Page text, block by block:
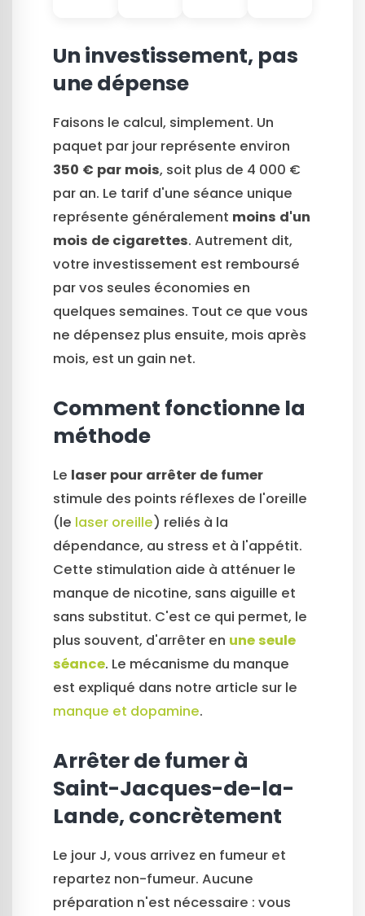
Un investissement, pas
une dépense
Faisons le calcul, simplement. Un
paquet par jour représente environ
350 € par mois, soit plus de 4 000 €
par an. Le tarif d'une séance unique
représente généralement moins d'un
mois de cigarettes. Autrement dit,
votre investissement est remboursé
par vos seules économies en
quelques semaines. Tout ce que vous
ne dépensez plus ensuite, mois après
mois, est un gain net.
Comment fonctionne la
méthode
Le laser pour arrêter de fumer
stimule des points réflexes de l'oreille
(le laser oreille) reliés à la
dépendance, au stress et à l'appétit.
Cette stimulation aide à atténuer le
manque de nicotine, sans aiguille et
sans substitut. C'est ce qui permet, le
plus souvent, d'arrêter en une seule
séance. Le mécanisme du manque
est expliqué dans notre article sur le
manque et dopamine.
Arrêter de fumer à
Saint-Jacques-de-la-
Lande, concrètement
Le jour J, vous arrivez en fumeur et
repartez non-fumeur. Aucune
préparation n'est nécessaire : vous